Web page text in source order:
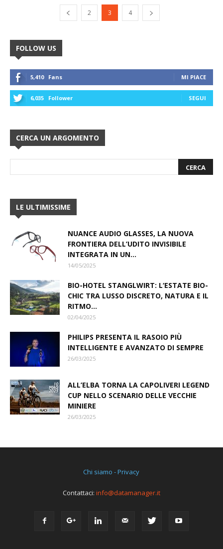
2 3 4
FOLLOW US
5,410 Fans MI PIACE
6,035 Follower SEGUI
CERCA UN ARGOMENTO
LE ULTIMISSIME
NUANCE AUDIO GLASSES, LA NUOVA
FRONTIERA DELL’UDITO INVISIBILE
INTEGRATA IN UN...
14/05/2025
BIO-HOTEL STANGLWIRT: L‘ESTATE BIO-
CHIC TRA LUSSO DISCRETO, NATURA E IL
RITMO...
02/04/2025
PHILIPS PRESENTA IL RASOIO PIÙ
INTELLIGENTE E AVANZATO DI SEMPRE
26/03/2025
ALL’ELBA TORNA LA CAPOLIVERI LEGEND
CUP NELLO SCENARIO DELLE VECCHIE
MINIERE
26/03/2025
Chi siamo - Privacy
Contattaci: info@datamanager.it